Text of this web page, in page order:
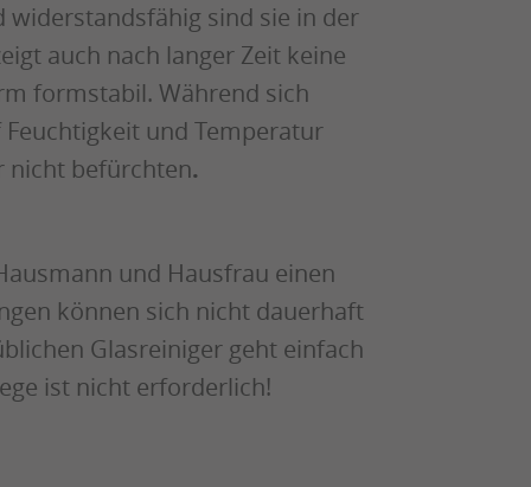
sind sie in der
auch nach langer Zeit keine
formstabil. Während sich
und Temperatur
nicht befürchten.
und Hausfrau einen
können sich nicht dauerhaft
Glasreiniger geht einfach
ist nicht erforderlich!